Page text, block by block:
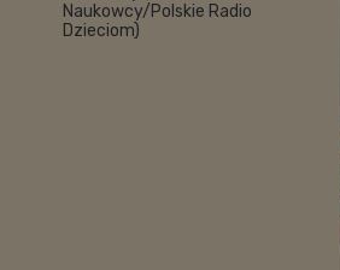
Naukowcy/Polskie Radio
Dzieciom)